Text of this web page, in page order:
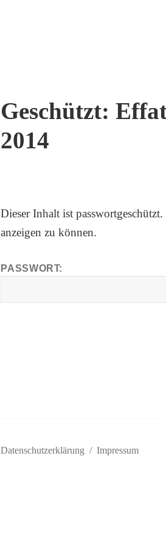
Geschützt:
2014
Dieser Inhalt ist
anzeigen zu können.
PASSWORT:
Datenschutzerklärung Impressum